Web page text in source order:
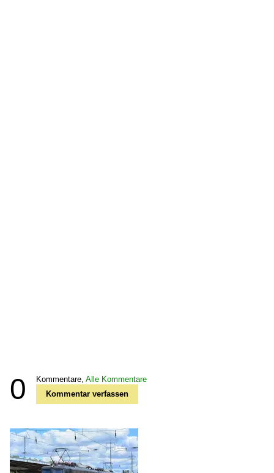
0 Kommentare, Alle Kommentare
Kommentar verfassen